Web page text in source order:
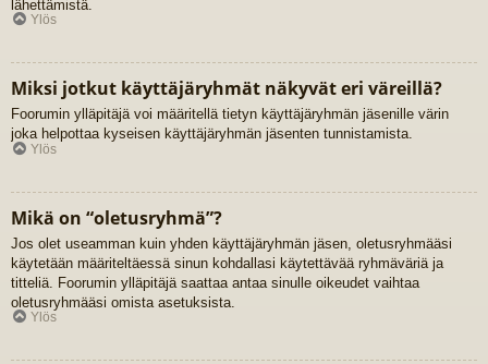
lähettämistä.
Ylös
Miksi jotkut käyttäjäryhmät näkyvät eri väreillä?
Foorumin ylläpitäjä voi määritellä tietyn käyttäjäryhmän jäsenille värin
joka helpottaa kyseisen käyttäjäryhmän jäsenten tunnistamista.
Ylös
Mikä on “oletusryhmä”?
Jos olet useamman kuin yhden käyttäjäryhmän jäsen, oletusryhmääsi
käytetään määriteltäessä sinun kohdallasi käytettävää ryhmäväriä ja
titteliä. Foorumin ylläpitäjä saattaa antaa sinulle oikeudet vaihtaa
oletusryhmääsi omista asetuksista.
Ylös